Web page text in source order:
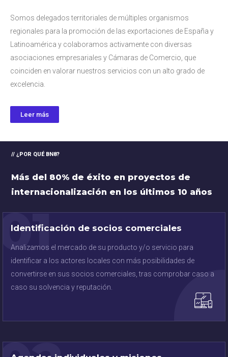
Somos delegados territoriales de múltiples organismos
regionales para la promoción de las exportaciones de España y
Latinoamérica y colaboramos activamente con diversas
asociaciones empresariales y Cámaras de Comercio, que
coinciden en valorar nuestros servicios con un alto grado de
excelencia.
Leer más
// ¿POR QUÉ BN8?
Más del 80% de éxito en proyectos de
internacionalización en los últimos 10 años
Identificación de socios comerciales
Analizamos el mercado de su producto y/o servicio para
identificar a los actores locales con más posibilidades de
convertirse en sus socios comerciales, tras comprobar caso a
caso su solvencia y reputación.